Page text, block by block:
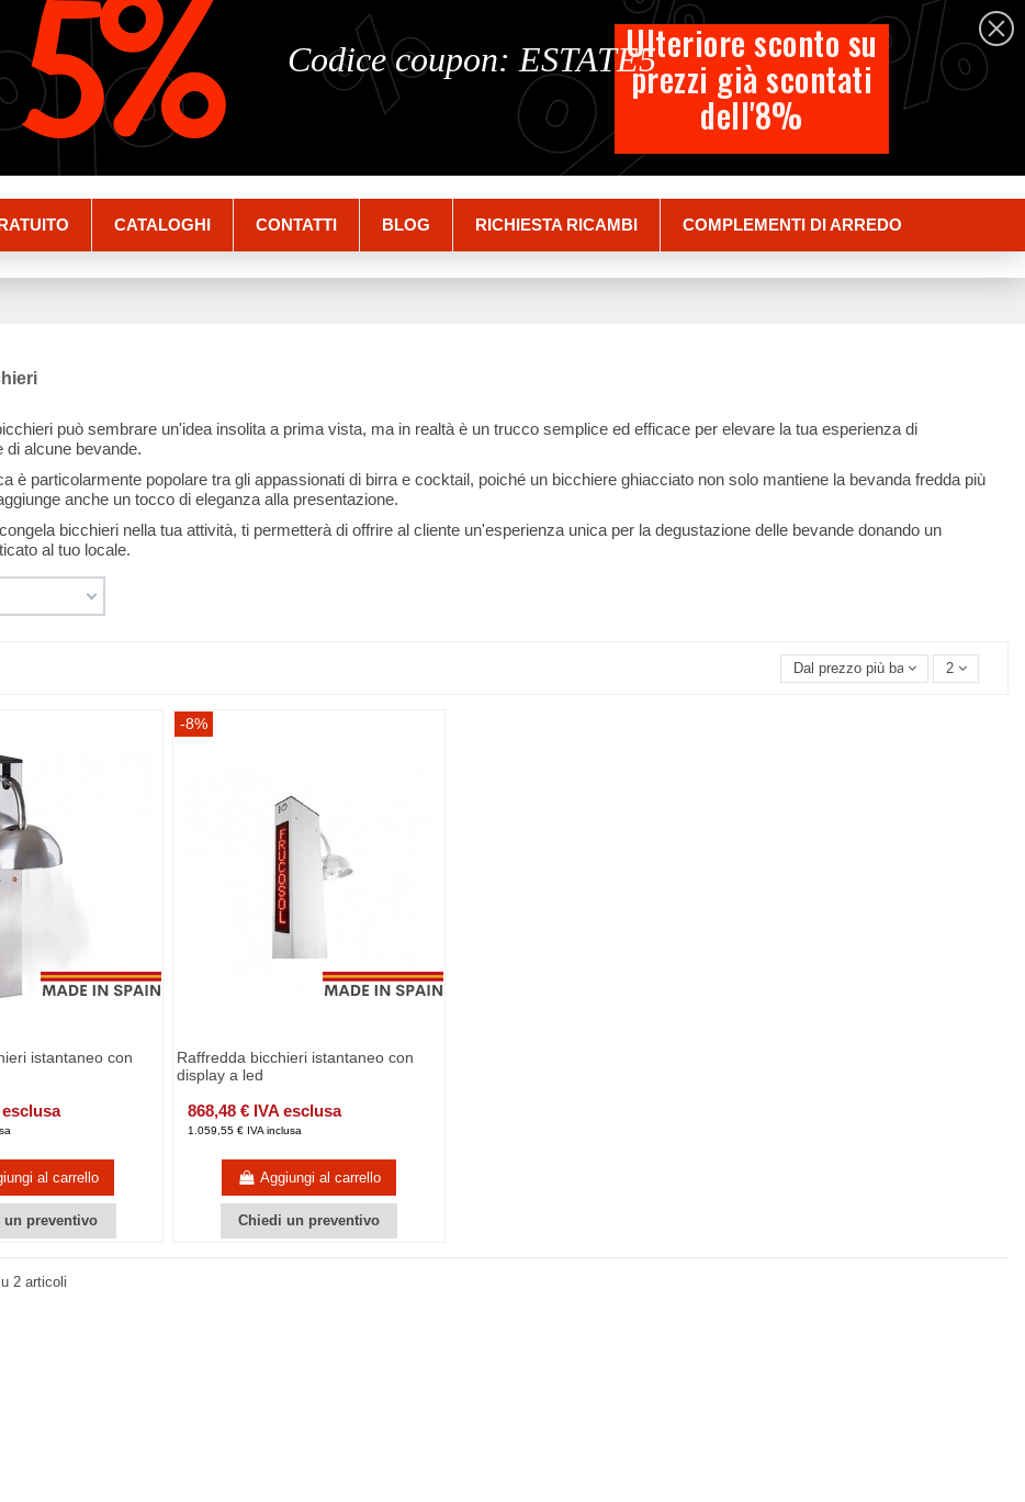
Italiano
Carrello
CATALOGHI CONTATTI BLOG RICHIESTA RICAMBI COMPLEMENTI DI ARREDO
può sembrare un'idea insolita a prima vista, ma in realtà è un trucco semplice ed efficace per elevare la tua esperienza di
di alcune bevande.
è particolarmente popolare tra gli appassionati di birra e cocktail, poiché un bicchiere ghiacciato non solo mantiene la bevanda fredda più
anche un tocco di eleganza alla presentazione.
bicchieri nella tua attività, ti permetterà di offrire al cliente un'esperienza unica per la degustazione delle bevande donando un
al tuo locale.
Dal prezzo più basso 2
istantaneo con
esclusa
al carrello
un preventivo
-8%
Raffredda bicchieri istantaneo con
display a led
868,48 € IVA esclusa
1.059,55 € IVA inclusa
Aggiungi al carrello
Chiedi un preventivo
2 articoli
% %
% Ulteriore sconto su
prezzi già scontati
dell'8%
Codice coupon: ESTATE5
5%